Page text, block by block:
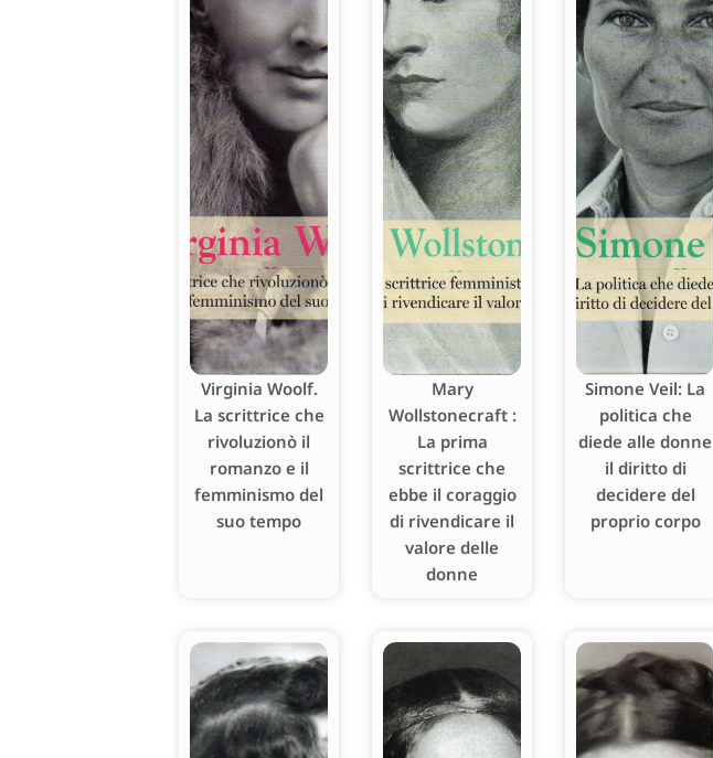
Virginia Woolf.
La scrittrice che
rivoluzionò il
romanzo e il
femminismo del
suo tempo
Mary
Wollstonecraft :
La prima
scrittrice che
ebbe il coraggio
di rivendicare il
valore delle
donne
Simone Veil: La
politica che
diede alle donne
il diritto di
decidere del
proprio corpo